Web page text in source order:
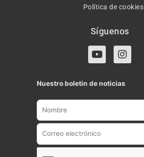
Política de cookies
Síguenos
Y
o
t
u
b
I
n
t
a
g
a
Nuestro boletin de noticias